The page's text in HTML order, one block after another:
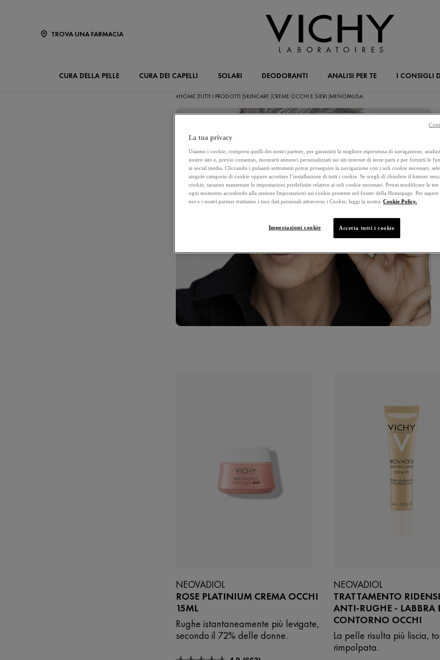
TROVA UNA FARMACIA
CURA DELLA PELLE CURA DEI CAPELLI SOLARI DEODORANTI ANALISI PER TE I CONSIGLI
HOME |TUTTI I PRODOTTI SKINCARE CREME OCCHI E SIERI MENOPAUSA
NEOVADIOL
ROSE PLATINIUM CREMA OCCHI
15ML
Rughe istantaneamente più levigate,
secondo il 72% delle donne.
NEOVADIOL
TRATTAMENTO
ANTI-RUGHE - LABBRA
CONTORNO OCCHI
La pelle risulta più liscia,
rimpolpata.
La tua privacy
Usiamo i cookie, compresi quelli dei nostri partner, per garantirti la migliore esperienza di navigazione,
nostro sito e, previo consenso, mostrarti annunci personalizzati sui siti internet di terze parti e per fornirti le
ai social media. Cliccando i pulsanti sottostanti potrai proseguire la navigazione con i soli cookie necessari,
singole categorie di cookie oppure accettare l’installazione di tutti i cookie. Se scegli di chiudere il banner
cookie, saranno mantenute le impostazioni predefinite relative ai soli cookie necessari. Potrai modificare le tue
ogni momento accedendo alla sezione Impostazioni sui cookie presente nel footer della Homepage. Per
noi e i nostri partner trattiamo i tuoi dati personali attraverso i Cookie, leggi la nostra Cookie Policy.
Impostazioni cookie Accetta tutti i cookie